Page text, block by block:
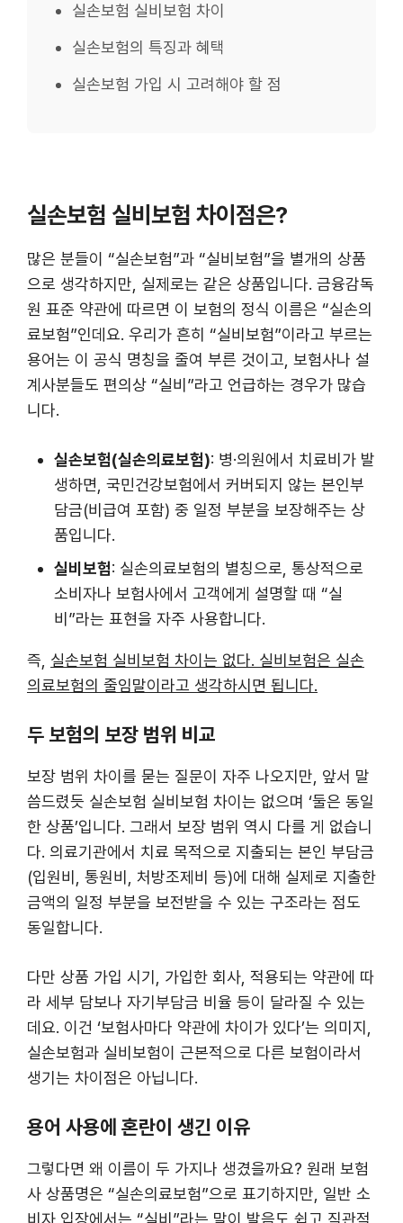
실손보험 실비보험 차이
실손보험의 특징과 혜택
실손보험 가입 시 고려해야 할 점
실손보험 실비보험 차이점은?
많은 분들이 “실손보험”과 “실비보험”을 별개의 상품
으로 생각하지만, 실제로는 같은 상품입니다. 금융감독
원 표준 약관에 따르면 이 보험의 정식 이름은 “실손의
료보험”인데요. 우리가 흔히 “실비보험”이라고 부르는
용어는 이 공식 명칭을 줄여 부른 것이고, 보험사나 설
계사분들도 편의상 “실비”라고 언급하는 경우가 많습
니다.
실손보험(실손의료보험): 병·의원에서 치료비가 발
생하면, 국민건강보험에서 커버되지 않는 본인부
담금(비급여 포함) 중 일정 부분을 보장해주는 상
품입니다.
실비보험: 실손의료보험의 별칭으로, 통상적으로
소비자나 보험사에서 고객에게 설명할 때 “실
비”라는 표현을 자주 사용합니다.
즉, 실손보험 실비보험 차이는 없다. 실비보험은 실손
의료보험의 줄임말이라고 생각하시면 됩니다.
두 보험의 보장 범위 비교
보장 범위 차이를 묻는 질문이 자주 나오지만, 앞서 말
씀드렸듯 실손보험 실비보험 차이는 없으며 ‘둘은 동일
한 상품’입니다. 그래서 보장 범위 역시 다를 게 없습니
다. 의료기관에서 치료 목적으로 지출되는 본인 부담금
(입원비, 통원비, 처방조제비 등)에 대해 실제로 지출한
금액의 일정 부분을 보전받을 수 있는 구조라는 점도
동일합니다.
다만 상품 가입 시기, 가입한 회사, 적용되는 약관에 따
라 세부 담보나 자기부담금 비율 등이 달라질 수 있는
데요. 이건 ‘보험사마다 약관에 차이가 있다’는 의미지,
실손보험과 실비보험이 근본적으로 다른 보험이라서
생기는 차이점은 아닙니다.
용어 사용에 혼란이 생긴 이유
그렇다면 왜 이름이 두 가지나 생겼을까요? 원래 보험
사 상품명은 “실손의료보험”으로 표기하지만, 일반 소